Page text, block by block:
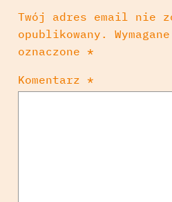
Twój adres email nie
opublikowany.
oznaczone *
Komentarz *